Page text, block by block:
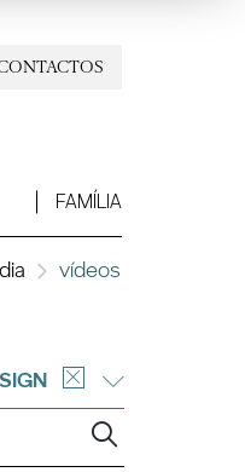
FAMÍLIA
vídeos